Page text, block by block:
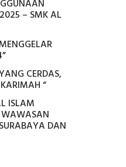
– SMK AL
CERDAS,
“
ISLAM
DAN